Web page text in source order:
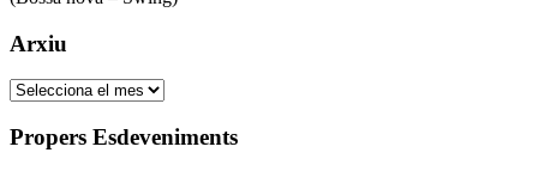
Arxiu
Arxiu
Propers Esdeveniments